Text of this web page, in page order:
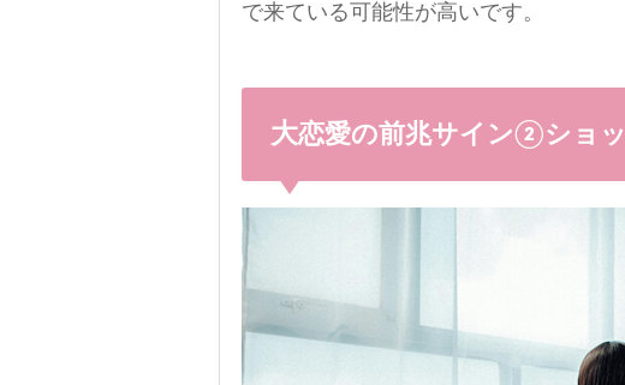
で来ている可能性が高いです。
大恋愛の前兆サイン②ショ